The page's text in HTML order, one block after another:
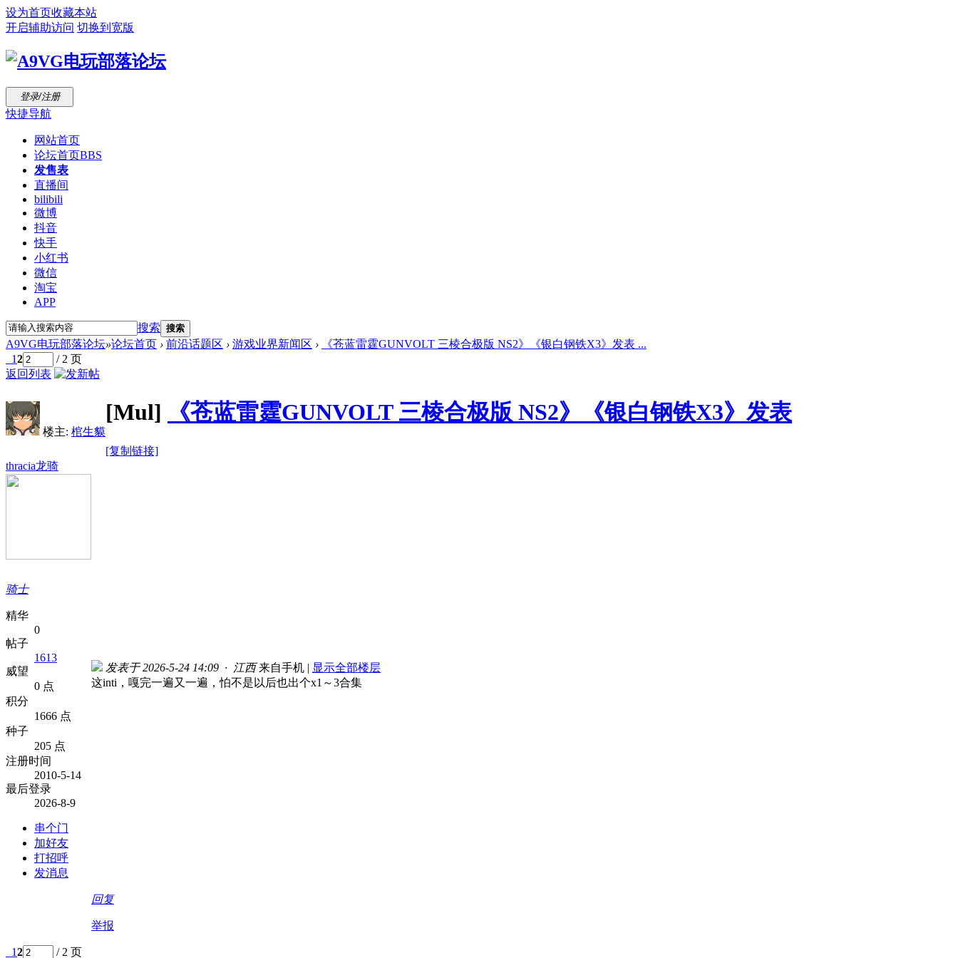
设为首页收藏本站
开启辅助访问 切换到宽版
登录/注册
快捷导航
网站首页
论坛首页BBS
发售表
直播间
bilibili
微博
抖音
快手
小红书
微信
淘宝
APP
搜索 搜索
A9VG电玩部落论坛»论坛首页 › 前沿话题区 › 游戏业界新闻区 ›
《苍蓝雷霆GUNVOLT 三棱合极版 NS2》《银白钢铁X3》发表 ...
12
/ 2 页
返回列表
楼主: 棺生貘
[Mul] 《苍蓝雷霆GUNVOLT 三棱合极版 NS2》《银白钢铁X3》发表
[复制链接]
thracia龙骑
骑士
精华
0
帖子
1613
威望
0 点
积分
1666 点
种子
205 点
注册时间
2010-5-14
最后登录
2026-8-9
串个门
加好友
打招呼
发消息
发表于 2026-5-24 14:09 · 江西 来自手机 | 显示全部楼层
这inti，嘎完一遍又一遍，怕不是以后也出个x1～3合集
回复
举报
12 / 2 页